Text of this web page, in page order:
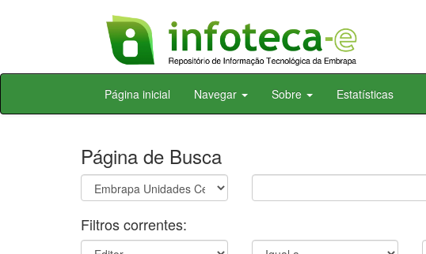
Skip
Página inicial Navegar Sobre Estatísticas
Página de Busca
Filtros correntes: